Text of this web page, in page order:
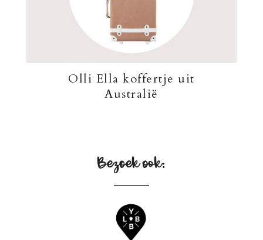
Olli Ella koffertje uit
Australië
Bezoek ook: